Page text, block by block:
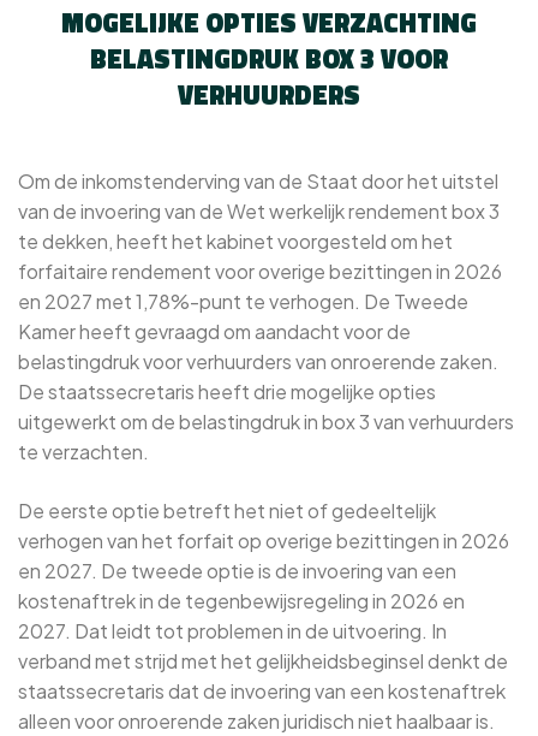
MOGELIJKE OPTIES VERZACHTING
BELASTINGDRUK BOX 3 VOOR
VERHUURDERS
Om de inkomstenderving van de Staat door het uitstel
van de invoering van de Wet werkelijk rendement box 3
te dekken, heeft het kabinet voorgesteld om het
forfaitaire rendement voor overige bezittingen in 2026
en 2027 met 1,78%-punt te verhogen. De Tweede
Kamer heeft gevraagd om aandacht voor de
belastingdruk voor verhuurders van onroerende zaken.
De staatssecretaris heeft drie mogelijke opties
uitgewerkt om de belastingdruk in box 3 van verhuurders
te verzachten.
De eerste optie betreft het niet of gedeeltelijk
verhogen van het forfait op overige bezittingen in 2026
en 2027. De tweede optie is de invoering van een
kostenaftrek in de tegenbewijsregeling in 2026 en
2027. Dat leidt tot problemen in de uitvoering. In
verband met strijd met het gelijkheidsbeginsel denkt de
staatssecretaris dat de invoering van een kostenaftrek
alleen voor onroerende zaken juridisch niet haalbaar is.